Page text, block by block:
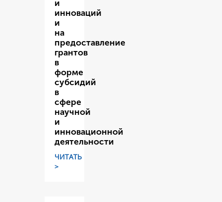
и
инноваций
и
на
предоставление
грантов
в
форме
субсидий
в
сфере
научной
и
инновационной
деятельности
ЧИТАТЬ
>